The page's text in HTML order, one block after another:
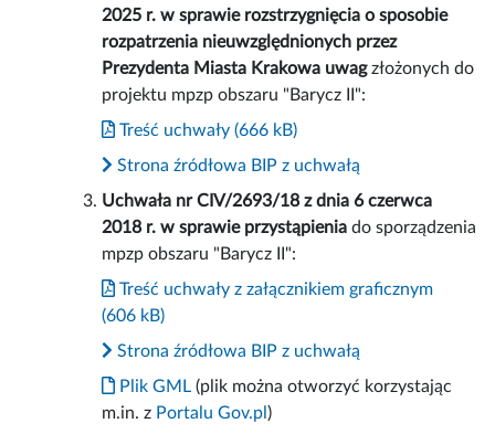
2025 r. w sprawie rozstrzygnięcia o sposobie
rozpatrzenia nieuwzględnionych przez
Prezydenta Miasta Krakowa uwagzłożonych do
projektu mpzp obszaru "Barycz II":
Treść uchwały (666 kB)
Strona źródłowa BIP z uchwałą
Uchwała nr CIV/2693/18 z dnia 6 czerwca
2018 r. w sprawie przystąpienia do sporządzenia
mpzp obszaru "Barycz II":
Treść uchwały z załącznikiem graficznym
(606 kB)
Strona źródłowa BIP z uchwałą
Plik GML (plik można otworzyć korzystając
m.in. z Portalu Gov.pl )